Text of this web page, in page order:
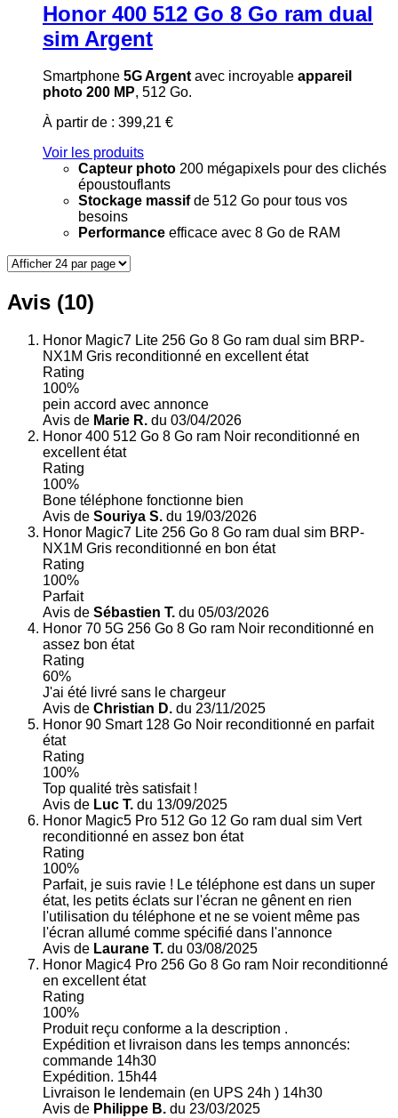
Honor 400 512 Go 8 Go ram dual
sim Argent
Smartphone 5G Argentavec incroyable appareil
photo 200 MP, 512 Go.
À partir de : 399,21 €
Voir les produits
Capteur photo 200 mégapixels pour des clichés
époustouflants
Stockage massifde 512 Go pour tous vos
besoins
Performance efficace avec 8 Go de RAM
Avis (10)
Honor Magic7 Lite 256 Go 8 Go ram dual sim BRP-
NX1M Gris reconditionné en excellent état
Rating
100%
pein accord avec annonce
Avis de Marie R. du 03/04/2026
Honor 400 512 Go 8 Go ram Noir reconditionné en
excellent état
Rating
100%
Bone téléphone fonctionne bien
Avis de Souriya S. du 19/03/2026
Honor Magic7 Lite 256 Go 8 Go ram dual sim BRP-
NX1M Gris reconditionné en bon état
Rating
100%
Parfait
Avis de Sébastien T. du 05/03/2026
Honor 70 5G 256 Go 8 Go ram Noir reconditionné en
assez bon état
Rating
60%
J'ai été livré sans le chargeur
Avis de Christian D. du 23/11/2025
Honor 90 Smart 128 Go Noir reconditionné en parfait
état
Rating
100%
Top qualité très satisfait !
Avis de Luc T. du 13/09/2025
Honor Magic5 Pro 512 Go 12 Go ram dual sim Vert
reconditionné en assez bon état
Rating
100%
Parfait, je suis ravie ! Le téléphone est dans un super
état, les petits éclats sur l'écran ne gênent en rien
l'utilisation du téléphone et ne se voient même pas
l'écran allumé comme spécifié dans l'annonce
Avis de Laurane T. du 03/08/2025
Honor Magic4 Pro 256 Go 8 Go ram Noir reconditionné
en excellent état
Rating
100%
Produit reçu conforme a la description .
Expédition et livraison dans les temps annoncés:
commande 14h30
Expédition. 15h44
Livraison le lendemain (en UPS 24h ) 14h30
Avis de Philippe B. du 23/03/2025